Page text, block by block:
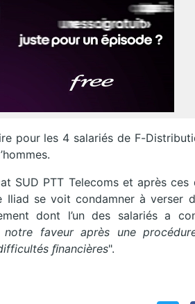
pour les 4 salariés de F-
SUD PTT Telecoms et après ces
se voit condamner à verser
dont l’un des salariés a
faveur après une
ﬁnancières".